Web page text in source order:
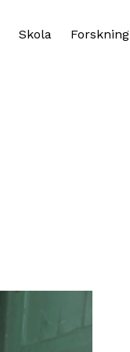
Skola Forskning